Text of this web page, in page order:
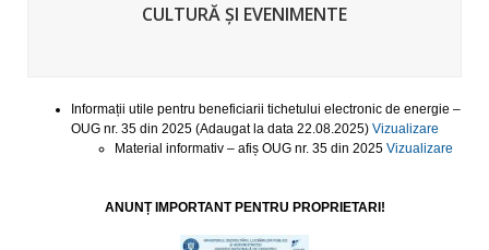
CULTURĂ ȘI EVENIMENTE
Informații utile pentru beneficiarii tichetului electronic de energie –
OUG nr. 35 din 2025 (Adaugat la data 22.08.2025) Vizualizare
Material informativ – afiș OUG nr. 35 din 2025 Vizualizare
ANUNȚ IMPORTANT PENTRU PROPRIETARI!